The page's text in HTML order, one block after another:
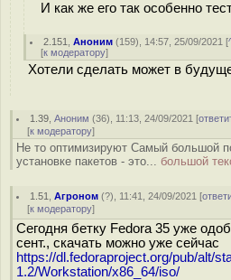
И как же его так особенно
2.151 ,Аноним (159), 14:57, 25/09/2021 [
[к модератору]
Хотели сделать может в
1.39 ,Аноним (36), 11:13, 24/09/2021 [
[к модератору]
Не то оптимизируют Самый большой
установке пакетов - это... большой
1.51 ,Агроном (?), 11:41, 24/09/2021 [
[к модератору]
Сегодня бетку Fedora 35 уже
сент., скачать можно уже сейчас
https://dl.fedoraproject.org/pub/alt/
1.2/Workstation/x86_64/iso/